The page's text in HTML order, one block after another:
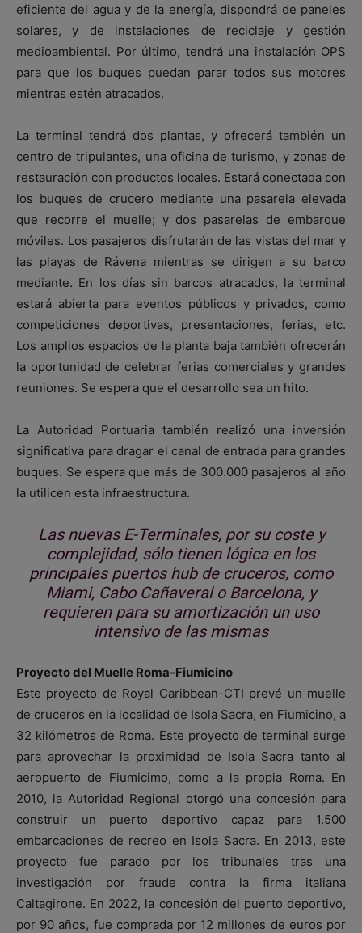
eficiente del agua y de la energía, dispondrá de paneles
solares, y de instalaciones de reciclaje y gestión
medioambiental. Por último, tendrá una instalación OPS
para que los buques puedan parar todos sus motores
mientras estén atracados.
La terminal tendrá dos plantas, y ofrecerá también un
centro de tripulantes, una oficina de turismo, y zonas de
restauración con productos locales. Estará conectada con
los buques de crucero mediante una pasarela elevada
que recorre el muelle; y dos pasarelas de embarque
móviles. Los pasajeros disfrutarán de las vistas del mar y
las playas de Rávena mientras se dirigen a su barco
mediante. En los días sin barcos atracados, la terminal
estará abierta para eventos públicos y privados, como
competiciones deportivas, presentaciones, ferias, etc.
Los amplios espacios de la planta baja también ofrecerán
la oportunidad de celebrar ferias comerciales y grandes
reuniones. Se espera que el desarrollo sea un hito.
La Autoridad Portuaria también realizó una inversión
significativa para dragar el canal de entrada para grandes
buques. Se espera que más de 300.000 pasajeros al año
la utilicen esta infraestructura.
Las nuevas E-Terminales, por su coste y
complejidad, sólo tienen lógica en los
principales puertos hub de cruceros, como
Miami, Cabo Cañaveral o Barcelona, y
requieren para su amortización un uso
intensivo de las mismas
Proyecto del Muelle Roma-Fiumicino
Este proyecto de Royal Caribbean-CTI prevé un muelle
de cruceros en la localidad de Isola Sacra, en Fiumicino, a
32 kilómetros de Roma. Este proyecto de terminal surge
para aprovechar la proximidad de Isola Sacra tanto al
aeropuerto de Fiumicimo, como a la propia Roma. En
2010, la Autoridad Regional otorgó una concesión para
construir un puerto deportivo capaz para 1.500
embarcaciones de recreo en Isola Sacra. En 2013, este
proyecto fue parado por los tribunales tras una
investigación por fraude contra la firma italiana
Caltagirone. En 2022, la concesión del puerto deportivo,
por 90 años, fue comprada por 12 millones de euros por